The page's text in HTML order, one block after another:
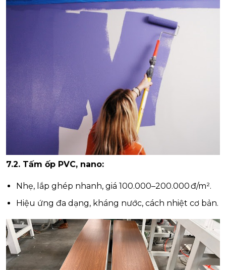
7.2. Tấm ốp PVC, nano:
Nhẹ, lắp ghép nhanh, giá 100.000–200.000 đ/m².
Hiệu ứng đa dạng, kháng nước, cách nhiệt cơ bản.